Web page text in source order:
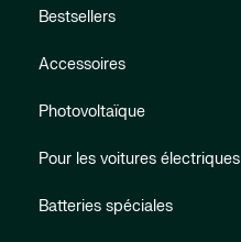
Bestsellers
Accessoires
Photovoltaïque
Pour les voitures électriques
Batteries spéciales